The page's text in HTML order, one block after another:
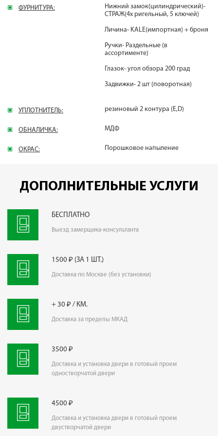
ФУРНИТУРА:
Нижний замок(цилиндрический)-
СТРАЖ(4х ригельный, 5 ключей)
Личина- KALE(импортная) + броня
Ручки- Раздельные (в
ассортименте)
Глазок- угол обзора 200 град
Задвижки- 2 шт (поворотная)
УПЛОТНИТЕЛЬ: резиновый 2 контура (E,D)
ОБНАЛИЧКА: МДФ
ОКРАС: Порошковое напыление
ДОПОЛНИТЕЛЬНЫЕ УСЛУГИ
БЕСПЛАТНО
Выезд замерщика-консультанта
1500 ₽ (ЗА 1 ШТ.)
Доставка по Москве (без установки)
+ 30 ₽ / КМ.
Доставка за пределы МКАД
3500 ₽
Доставка и установка двери в готовый проем
одностворчатой двери
4500 ₽
Доставка и установка двери в готовый проем
двустворчатой двери